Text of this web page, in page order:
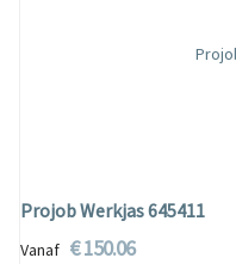
Projob Werkjas 645411
Vanaf € 150.06